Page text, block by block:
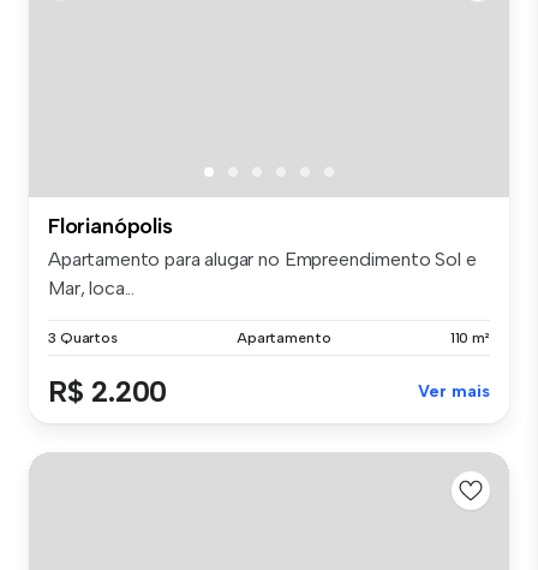
Florianópolis
Apartamento para alugar no Empreendimento Sol e
Mar, loca...
3 Quartos Apartamento 110 m²
R$ 2.200 Ver mais